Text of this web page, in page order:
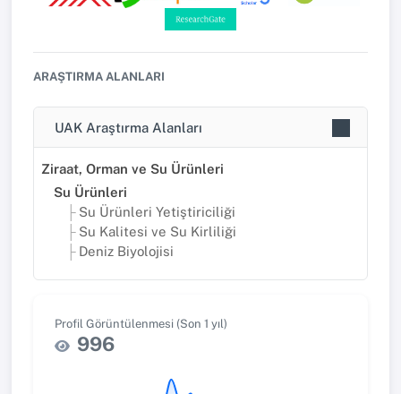
ARAŞTIRMA ALANLARI
UAK Araştırma Alanları
Ziraat, Orman ve Su Ürünleri
Su Ürünleri
Su Ürünleri Yetiştiriciliği
Su Kalitesi ve Su Kirliliği
Deniz Biyolojisi
Profil Görüntülenmesi (Son 1 yıl)
996